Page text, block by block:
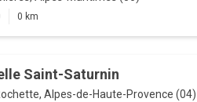
0 km
Saint-Saturnin
Alpes-de-Haute-Provence (04)